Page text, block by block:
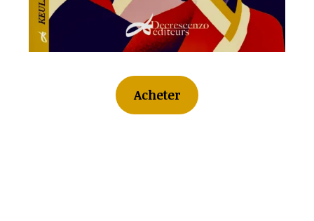
Acheter